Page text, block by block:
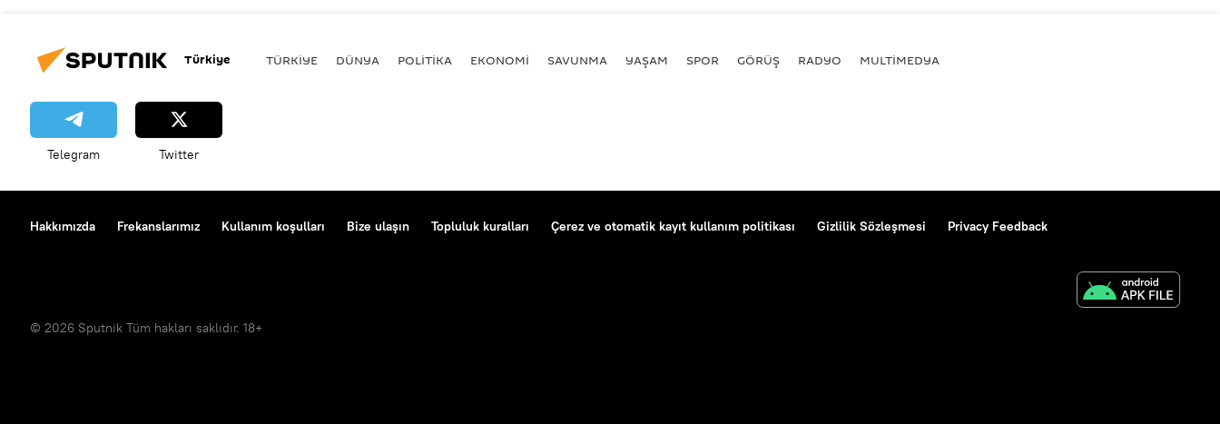
Türkiye TÜRKIYE DÜNYA POLİTİKA EKONOMİ SAVUNMA YAŞAM SPOR GÖRÜŞ RADYO MULTİMEDYA
Telegram Twitter
Hakkımızda Frekanslarımız Kullanım koşulları Bize ulaşın Topluluk kuralları Çerez ve otomatik kayıt kullanım politikası Gizlilik Sözleşmesi Privacy Feedback
© 2026 Sputnik Tüm hakları saklıdır. 18+